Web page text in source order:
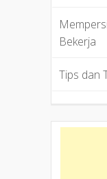
Bekerja
Tips dan